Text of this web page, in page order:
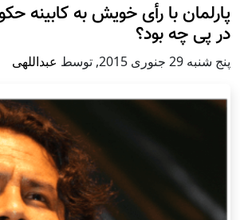
پارلمان با رأی خویش به کابینه
در پی چه بود؟
پنج شنبه 29 جنوری 2015 , توسط عبداللهی